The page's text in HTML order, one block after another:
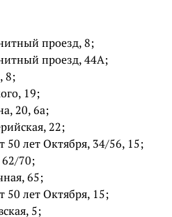
проезд, 8;
проезд, 44А;
8;
19;
20, 6а;
22;
лет Октября, 34/56, 15;
70;
65;
лет Октября, 15;
5;